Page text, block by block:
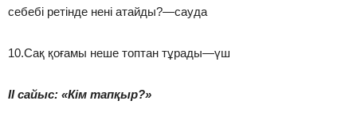
себебі ретінде нені атайды?—сауда
10.Сақ қоғамы неше топтан тұрады—үш
ІІ сайыс: «Кім тапқыр?»